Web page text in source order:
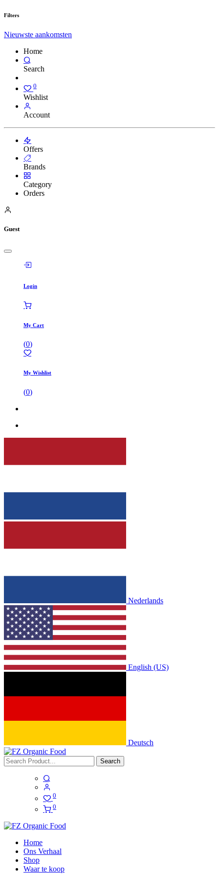
Filters
Nieuwste aankomsten
Home
Search
0
Wishlist
Account
Offers
Brands
Category
Orders
Guest
Login
My Cart
(0)
My Wishlist
(0)
Nederlands
English (US)
Deutsch
Search
0
0
Home
Ons Verhaal
Shop
Waar te koop